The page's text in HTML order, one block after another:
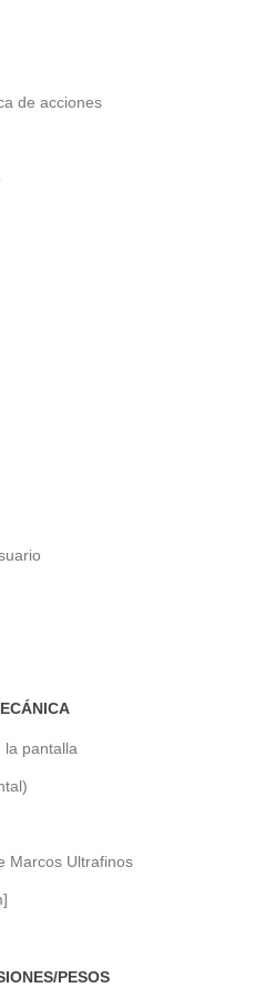
de acciones
la pantalla
Marcos Ultrafinos
PESOS